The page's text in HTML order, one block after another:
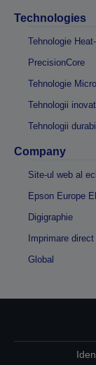
Technologies
Tehnologie
PrecisionCore
Tehnologie
Tehnologii
Tehnologii
Company
Site-ul web al
Epson Europe
Digigraphie
Imprimare
Global